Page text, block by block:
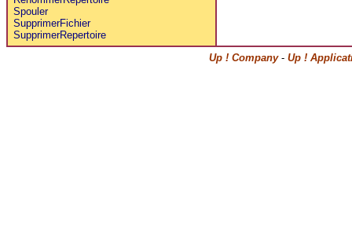
Spouler
SupprimerFichier
SupprimerRepertoire
Up ! Company- Up !